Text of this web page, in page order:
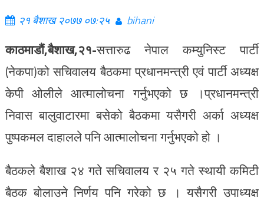
२१ बैशाख २०७७ ०७:२५ bihani
काठमाडौं,बैशाख,२१-सत्तारुढ नेपाल कम्युनिस्ट पार्टी
(नेकपा)को सचिवालय बैठकमा प्रधानमन्त्री एवं पार्टी अध्यक्ष
केपी ओलीले आत्मालोचना गर्नुभएको छ ।प्रधानमन्त्री
निवास बालुवाटारमा बसेको बैठकमा यसैगरी अर्का अध्यक्ष
पुष्पकमल दाहालले पनि आत्मालोचना गर्नुभएको हो ।
बैठकले बैशाख २४ गते सचिवालय र २५ गते स्थायी कमिटी
बैठक बोलाउने निर्णय पनि गरेको छ । यसैगरी उपाध्यक्ष